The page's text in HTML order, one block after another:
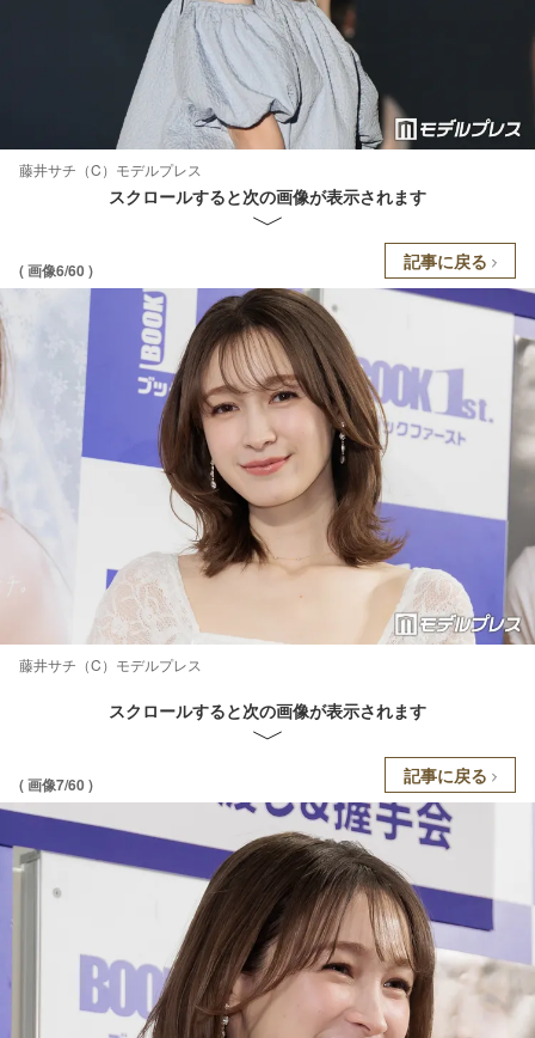
藤井サチ（C）モデルプレス
スクロールすると次の画像が表示されます
( 画像6/60 ) 記事に戻る
藤井サチ（C）モデルプレス
スクロールすると次の画像が表示されます
( 画像7/60 ) 記事に戻る